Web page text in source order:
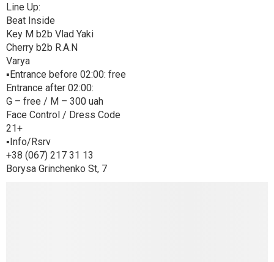
Line Up:
Beat Inside
Key M b2b Vlad Yaki
Cherry b2b R.A.N
Varya
▪️Entrance before 02:00: free
Entrance after 02:00:
G – free / M – 300 uah
Face Control / Dress Code
21+
▪️Info/Rsrv
+38 (067) 217 31 13
Borysa Grinchenko St, 7